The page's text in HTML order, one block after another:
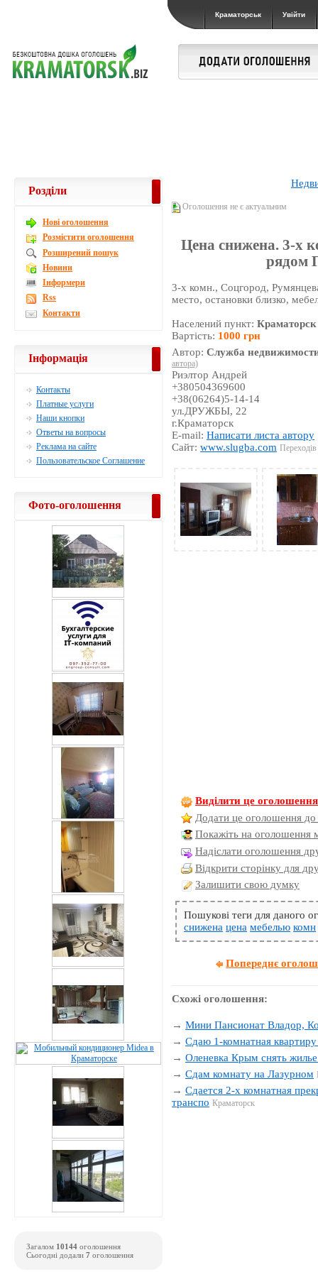
Краматорськ Увійти
Оголошення не є актуальним
Цена снижена. 3-х
рядом
3-х комн., Соцгород,
место, остановки близко,
Населений пункт:Краматорск
Вартість: 1000 грн
Автор:Служба
автора)
Риэлтор Андрей
+380504369600
+38(06264)5-14-14
ул.ДРУЖБЫ, 22
г.Краматорск
E-mail:Написати листа автору
Сайт:www.slugba.com
Виділити це оголошення
Додати це оголошення до
Покажіть на оголошення
Надіслати оголошення
Відкрити сторінку для
Залишити свою думку
Пошукові теги для даного
снижена цена мебелью комн
Попереднє
Схожі оголошення:
→Мини Пансионат Владор,
→Сдаю 1-комнатная
→Оленевка Крым снять
→Сдам комнату на Лазурном
→Сдается 2-х комнатная
транспо Краматорск
Розділи
Новi оголошення
Розмістити оголошення
Розширений пошук
Новини
Інформери
Rss
Контакти
Інформація
Контакты
Платные услуги
Наши кнопки
Ответы на вопросы
Реклама на сайте
Пользовательское Соглашение
Фото-оголошення
Загалом 10144 оголошення
Сьогодні додали 7 оголошення